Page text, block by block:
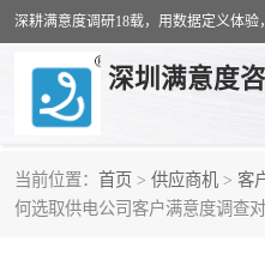
深圳满意度
当前位置： 首页 > 供应商机 > 客
何选取供电公司客户满意度调查
物业满意度调查